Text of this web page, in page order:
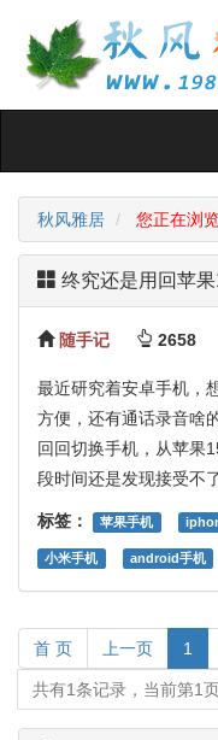
秋风雅居 您正在浏
终究还是用回苹
随手记 2658
最近研究着安卓手机，
方便，还有通话录音
回回切换手机，从苹果
段时间还是发现接受不
标签： 苹果手机
小米手机 android手机
首 页 上一页 1
共有1条记录，当前第1